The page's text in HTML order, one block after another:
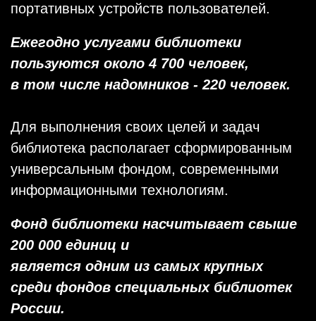
портативных устройств пользователей.
Ежегодно услугами библиотеки
пользуются около 4 700 человек,
в том числе надомников - 220 человек.
Для выполнения своих целей и задач
библиотека располагает сформированным
универсальным фондом, современными
информационными технологиям.
Фонд библиотеки насчитывает свыше
200 000 единиц и
является одним из самых крупных
среди фондов специальных библиотек
России.